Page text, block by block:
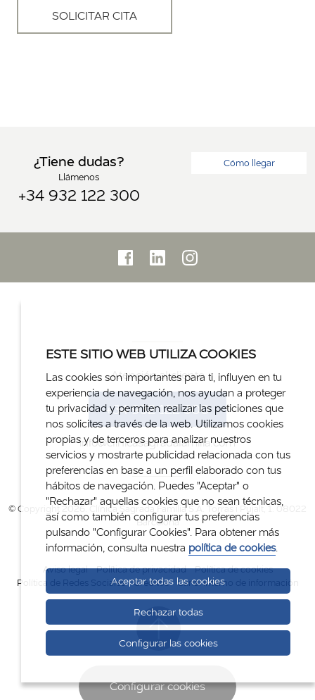
SOLICITAR CITA
¿Tiene dudas?
Llámenos
+34 932 122 300
Cómo llegar
Atención al cliente
+34 932 122 300
info@clinicasagradafamilia.com
© Copyright 2026. Clínica Sagrada Família S.A. Torras i Pujalt, 1. 08022
Barcelona
Aviso legal Política de privacidad
Política de cookies
Política de Redes Sociales
Créditos Canal interno de información
Configurar cookies
ESTE SITIO WEB UTILIZA COOKIES
Las cookies son importantes para ti, influyen en tu
experiencia de navegación, nos ayudan a proteger
tu privacidad y permiten realizar las peticiones que
nos solicites a través de la web. Utilizamos cookies
propias y de terceros para analizar nuestros
servicios y mostrarte publicidad relacionada con tus
preferencias en base a un perfil elaborado con tus
hábitos de navegación. Puedes "Aceptar" o
"Rechazar" aquellas cookies que no sean técnicas,
así como también configurar tus preferencias
pulsando "Configurar Cookies". Para obtener más
información, consulta nuestra política de cookies.
Aceptar todas las cookies
Rechazar todas
Configurar las cookies